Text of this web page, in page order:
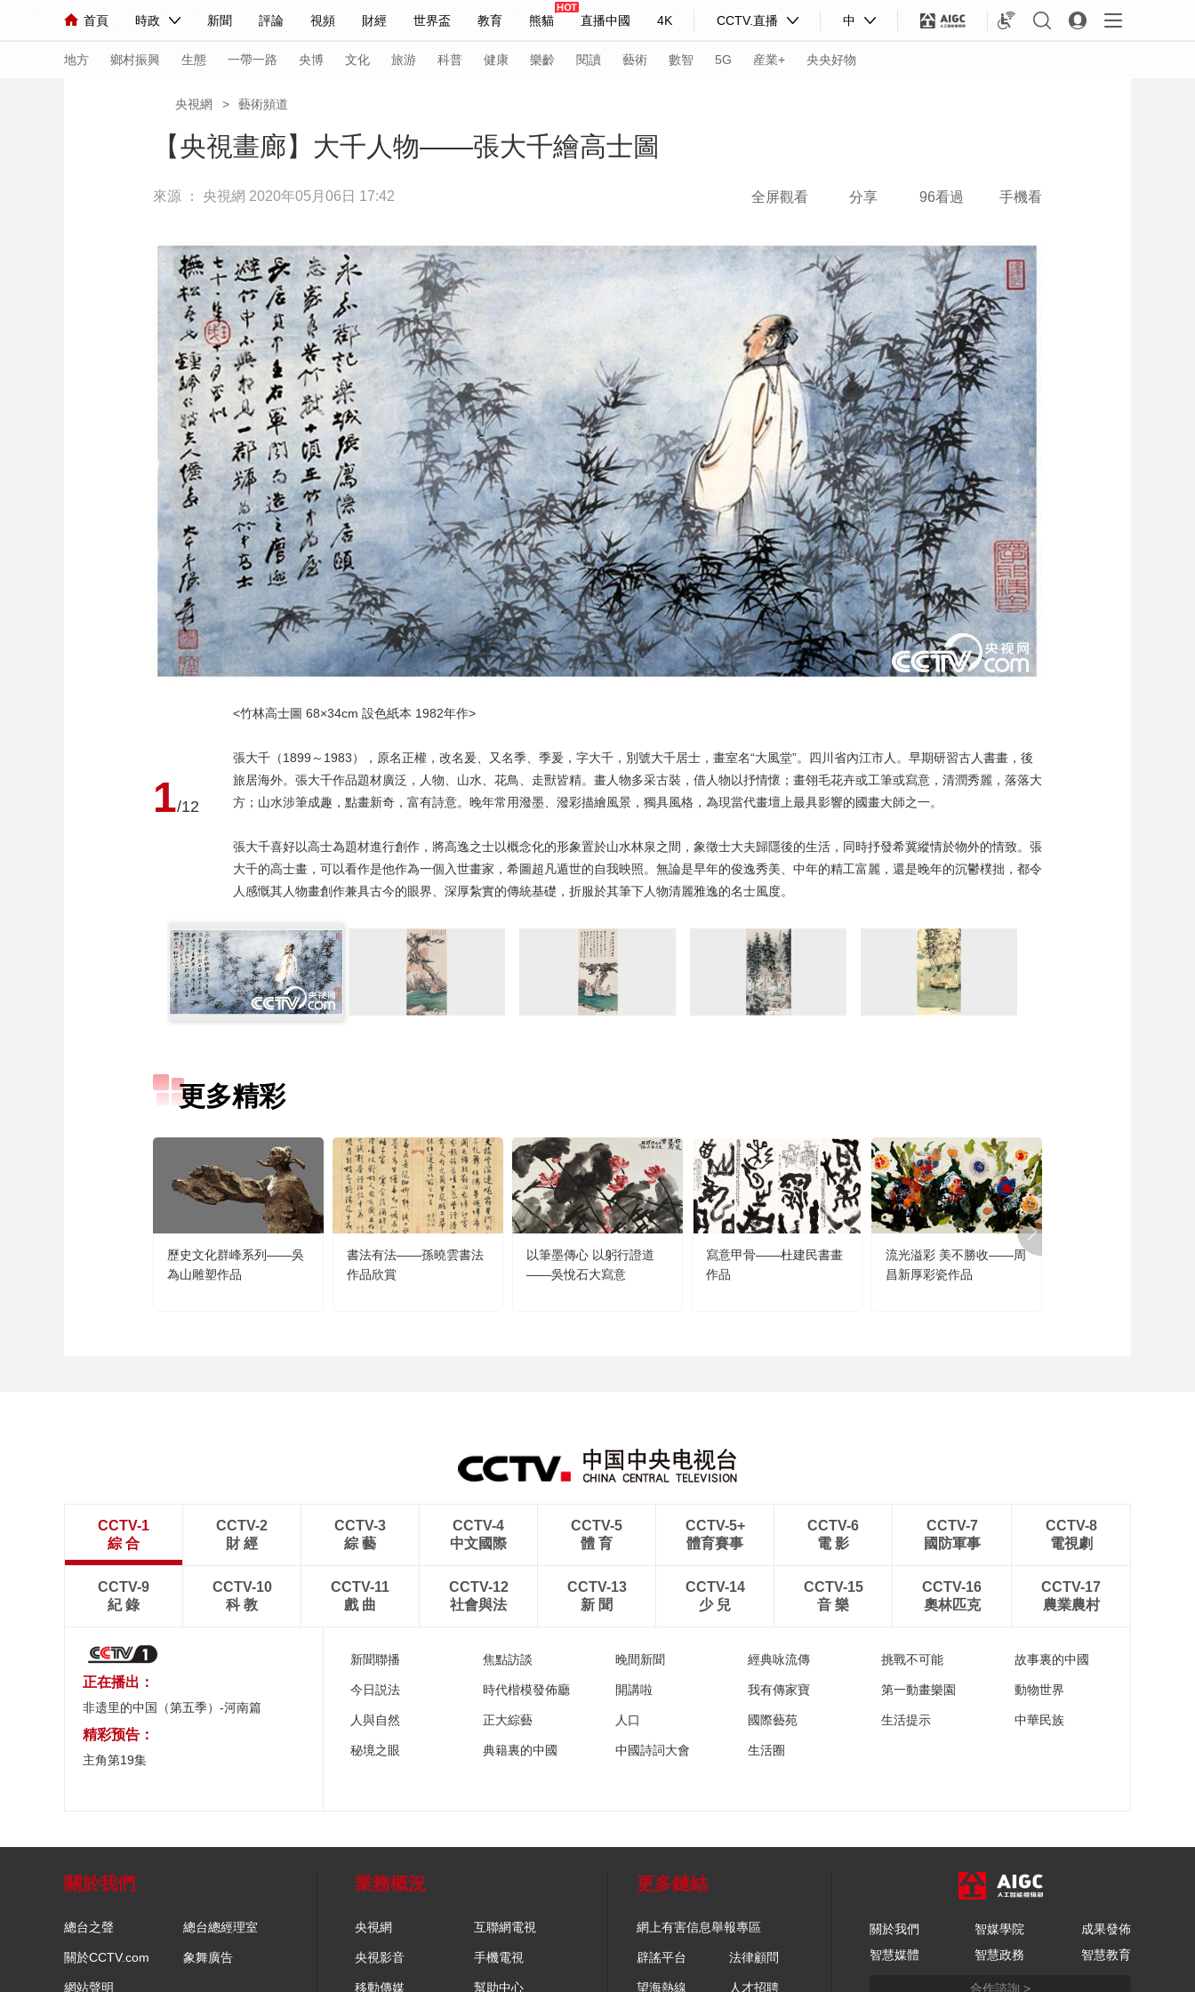
首頁 時政 新聞 評論 視頻 財經 世界盃 教育 熊貓 直播中國 4K CCTV.直播 中
人民領袖習近平 聯播+ 中國領導人 央視快評 習式妙語 熱解讀 天天學習
直播 欄目大全 節目單 聽音 微視頻 主持人 下載央視影音
海外頻道 iPanda English Монгол
地方 鄉村振興 生態 一帶一路 央博 文化 旅游 科普 健康 樂齡 閱讀 藝術 數智 5G 産業+ 央央好物
國內 國際 評論 經濟 軍事
小央視頻 小央直播 直播中國 熊貓頻道 VR/AR 全景新聞
比劃 快看 藍海中國 新兵請入列 人生第一次
競猜 2026年世界盃 2026年冬奧會 CBA 國足 網球 綜合體育 亞冬會
CCTV奧林匹克頻道 生活體育大會 體育江湖 文化體育 冰雪道路 足球道路
鄉村振興 生態環境 一帶一路 央博 非遺 文化 旅游 科普 健康 樂齡 閱讀 藝術 汽車 數智 5G 産業+
大國展會 大國保險 雲頂對話 雲起 超級工廠 智敬中國 全民健康 顏選攻略 海洋 時尚 天氣 才藝 網展 央央好物
CCTV.節目官網 直播 節目單 欄目 片庫 收視榜 總台企業白名單
央視網 > 藝術頻道
【央視畫廊】大千人物——張大千繪高士圖
來源 ： 央視網 2020年05月06日 17:42 全屏觀看 分享 96看過 手機看
1/12
<竹林高士圖 68×34cm 設色紙本 1982年作>
張大千（1899～1983），原名正權，改名爰、又名季、季爰，字大千，別號大千居士，畫室名“大風堂”。四川省內江市人。早期研習古人書畫，後
旅居海外。張大千作品題材廣泛，人物、山水、花鳥、走獸皆精。畫人物多采古裝，借人物以抒情懷；畫翎毛花卉或工筆或寫意，清潤秀麗，落落大
方；山水涉筆成趣，點畫新奇，富有詩意。晚年常用潑墨、潑彩描繪風景，獨具風格，為現當代畫壇上最具影響的國畫大師之一。
張大千喜好以高士為題材進行創作，將高逸之士以概念化的形象置於山水林泉之間，象徵士大夫歸隱後的生活，同時抒發希冀縱情於物外的情致。張
大千的高士畫，可以看作是他作為一個入世畫家，希圖超凡遁世的自我映照。無論是早年的俊逸秀美、中年的精工富麗，還是晚年的沉鬱樸拙，都令
人感慨其人物畫創作兼具古今的眼界、深厚紮實的傳統基礎，折服於其筆下人物清麗雅逸的名士風度。
更多精彩
歷史文化群峰系列——吳
為山雕塑作品
書法有法——孫曉雲書法
作品欣賞
以筆墨傳心 以躬行證道
——吳悅石大寫意
寫意甲骨——杜建民書畫
作品
流光溢彩 美不勝收——周
昌新厚彩瓷作品
CCTV-1
綜 合
CCTV-2
財 經
CCTV-3
綜 藝
CCTV-4
中文國際
CCTV-5
體 育
CCTV-5+
體育賽事
CCTV-6
電 影
CCTV-7
國防軍事
CCTV-8
電視劇
CCTV-9
紀 錄
CCTV-10
科 教
CCTV-11
戲 曲
CCTV-12
社會與法
CCTV-13
新 聞
CCTV-14
少 兒
CCTV-15
音 樂
CCTV-16
奧林匹克
CCTV-17
農業農村
正在播出：
非遗里的中国（第五季）-河南篇
精彩预告：
主角第19集
新聞聯播 焦點訪談 晚間新聞 經典咏流傳 挑戰不可能 故事裏的中國
今日説法 時代楷模發佈廳 開講啦 我有傳家寶 第一動畫樂園 動物世界
人與自然 正大綜藝 人口 國際藝苑 生活提示 中華民族
秘境之眼 典籍裏的中國 中國詩詞大會 生活圈
關於我們
總台之聲 總台總經理室
關於CCTV.com 象舞廣告
網站聲明
業務概況
央視網 互聯網電視
央視影音 手機電視
移動傳媒 幫助中心
更多鏈結
網上有害信息舉報專區
辟謠平台 法律顧問
望海熱線 人才招聘
關於我們 智媒學院
成果發佈
智慧媒體
智慧政務 智慧教育
合作諮詢 >